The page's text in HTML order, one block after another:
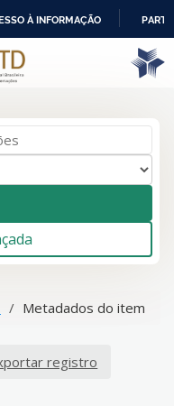
À INFORMAÇÃO
Metadados do item
registro